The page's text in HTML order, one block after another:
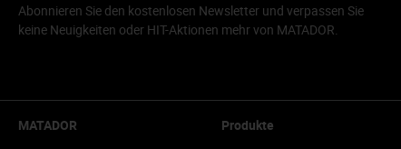
Abonnieren Sie den kostenlosen Newsletter und verpassen Sie
keine Neuigkeiten oder HIT-Aktionen mehr von MATADOR.
MATADOR
Produkte